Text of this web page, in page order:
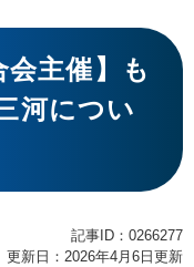
会主催】も
河につい
記事ID：0266277
更新日：2026年4月6日更新